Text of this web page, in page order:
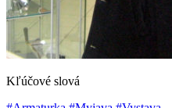
Kľúčové slová